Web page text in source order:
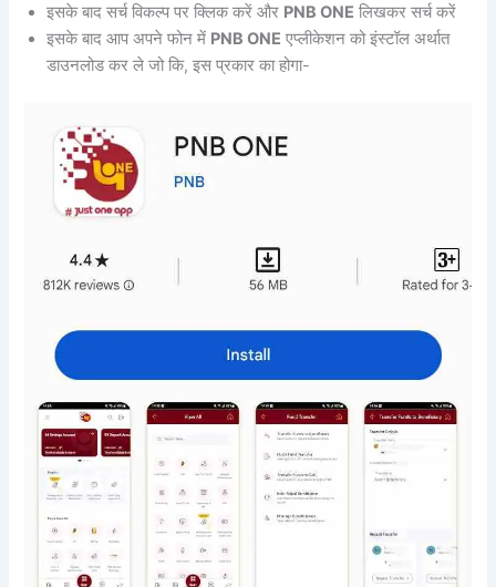
इसके बाद सर्च विकल्प पर क्लिक करें और PNB ONE लिखकर सर्च करें
इसके बाद आप अपने फोन में PNB ONE एप्लीकेशन को इंस्टॉल अर्थात
डाउनलोड कर ले जो कि, इस प्रकार का होगा-